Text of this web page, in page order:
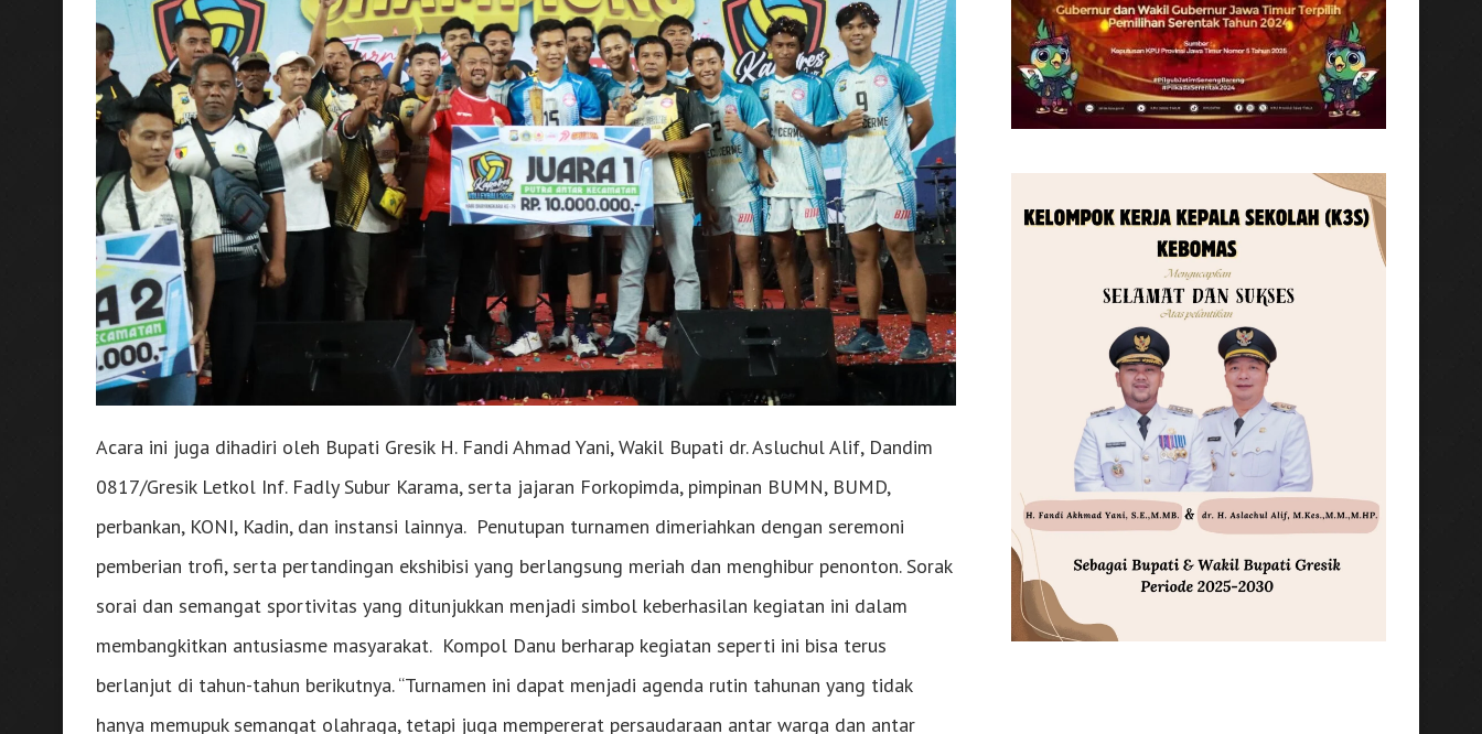
Acara ini juga dihadiri oleh Bupati Gresik H. Fandi Ahmad Yani, Wakil Bupati dr. Asluchul Alif, Dandim
0817/Gresik Letkol Inf. Fadly Subur Karama, serta jajaran Forkopimda, pimpinan BUMN, BUMD,
perbankan, KONI, Kadin, dan instansi lainnya. Penutupan turnamen dimeriahkan dengan seremoni
pemberian trofi, serta pertandingan ekshibisi yang berlangsung meriah dan menghibur penonton. Sorak
sorai dan semangat sportivitas yang ditunjukkan menjadi simbol keberhasilan kegiatan ini dalam
membangkitkan antusiasme masyarakat. Kompol Danu berharap kegiatan seperti ini bisa terus
berlanjut di tahun-tahun berikutnya. “Turnamen ini dapat menjadi agenda rutin tahunan yang tidak
hanya memupuk semangat olahraga, tetapi juga mempererat persaudaraan antar warga dan antar